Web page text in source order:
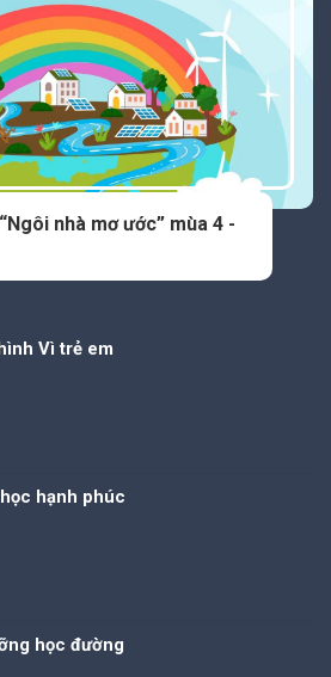
nhà mơ ước” mùa 4 -
Vì trẻ em
hạnh phúc
học đường